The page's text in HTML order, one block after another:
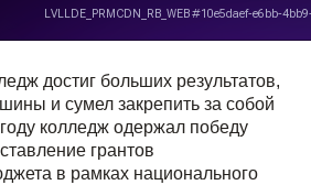
достиг больших результатов,
и сумел закрепить за собой
колледж одержал победу
грантов
в рамках национального